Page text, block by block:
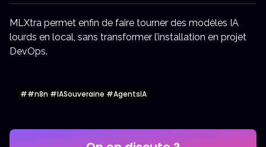
MLXtra permet enfin de faire tourner des modèles IA
lourds en local, sans transformer l’installation en projet
DevOps.
##n8n #IASouveraine #AgentsIA